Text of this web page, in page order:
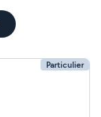
Particulier